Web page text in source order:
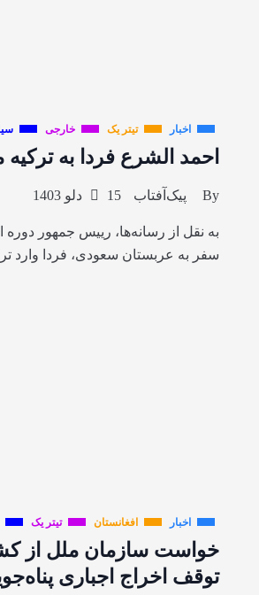
اخبار تیتر یک خارجی
احمد الشرع فردا به ترکیه
By پیک‌آفتاب 15 دلو 1403
به نقل از رسانه‌ها، رییس جمهور دوره
سفر به عربستان سعودی، فردا وارد
اخبار افغانستان تیتر یک
خواست سازمان ملل از
توقف اخراج اجباری